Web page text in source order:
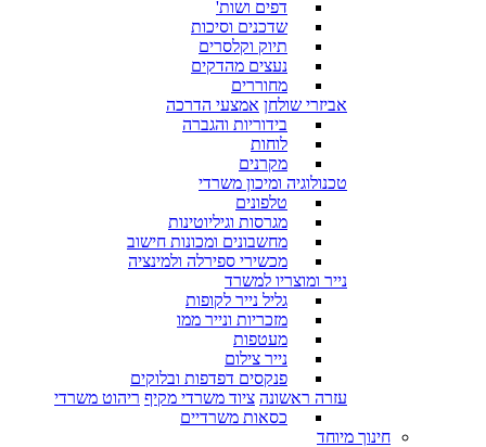
דפים ושות'
שדכנים וסיכות
תיוק וקלסרים
נעצים מהדקים
מחוררים
אביזרי שולחן אמצעי הדרכה
בידוריות והגברה
לוחות
מקרנים
טכנולוגיה ומיכון משרדי
טלפונים
מגרסות וגיליוטינות
מחשבונים ומכונות חישוב
מכשירי ספירלה ולמינציה
נייר ומוצריו למשרד
גליל נייר לקופות
מזכריות ונייר ממו
מעטפות
נייר צילום
פנקסים דפדפות ובלוקים
עזרה ראשונה ציוד משרדי מקיף ריהוט משרדי
כסאות משרדיים
חינוך מיוחד